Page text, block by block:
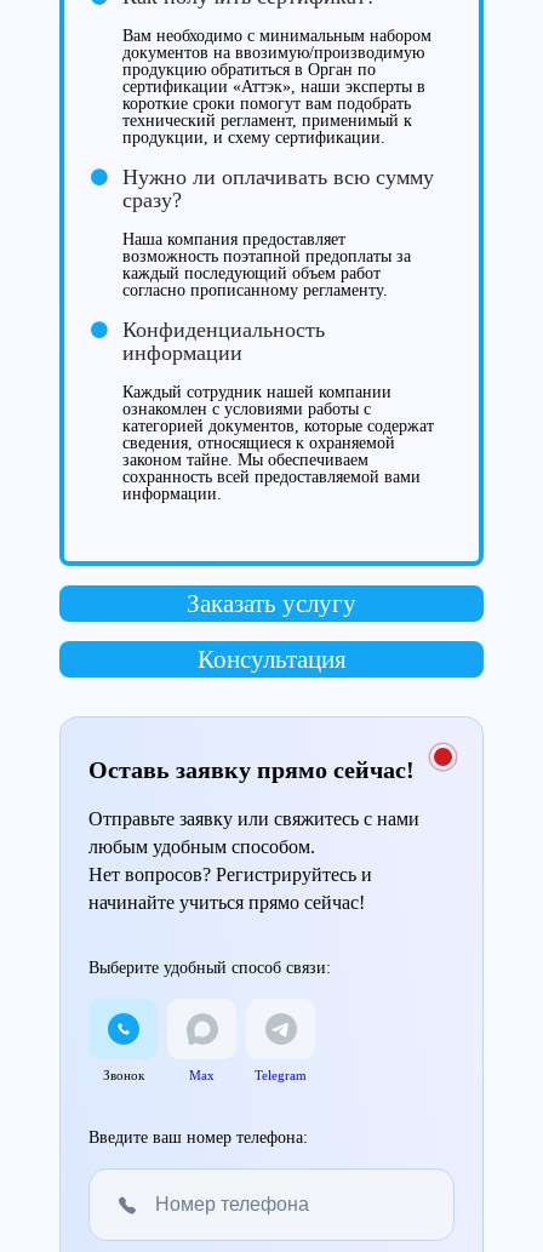
Вам необходимо с минимальным набором
документов на ввозимую/производимую
продукцию обратиться в Орган по
сертификации «Аттэк», наши эксперты в
короткие сроки помогут вам подобрать
технический регламент, применимый к
продукции, и схему сертификации.
Нужно ли оплачивать всю сумму
сразу?
Наша компания предоставляет
возможность поэтапной предоплаты за
каждый последующий объем работ
согласно прописанному регламенту.
Конфиденциальность
информации
Каждый сотрудник нашей компании
ознакомлен с условиями работы с
категорией документов, которые содержат
сведения, относящиеся к охраняемой
законом тайне. Мы обеспечиваем
сохранность всей предоставляемой вами
информации.
Заказать услугу
Консультация
Оставь заявку прямо сейчас!
Отправьте заявку или свяжитесь с нами
любым удобным способом.
Нет вопросов? Регистрируйтесь и
начинайте учиться прямо сейчас!
Выберите удобный способ связи:
Звонок Max Telegram
Введите ваш номер телефона: